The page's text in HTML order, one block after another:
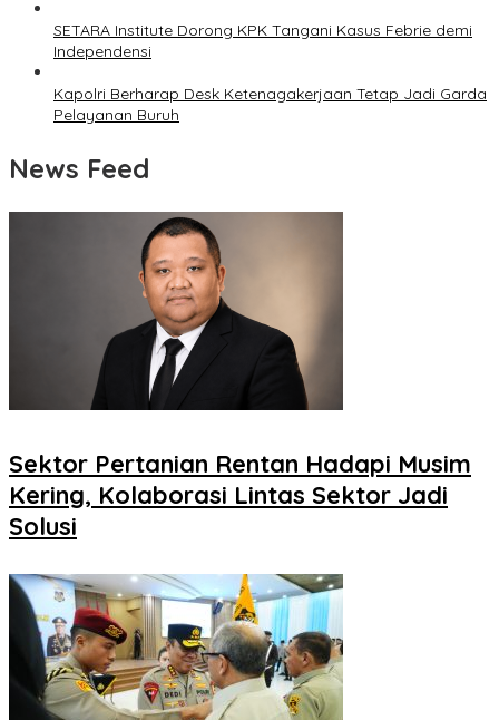
SETARA Institute Dorong KPK Tangani Kasus Febrie demi
Independensi
Kapolri Berharap Desk Ketenagakerjaan Tetap Jadi Garda
Pelayanan Buruh
News Feed
Sektor Pertanian Rentan Hadapi Musim
Kering, Kolaborasi Lintas Sektor Jadi
Solusi